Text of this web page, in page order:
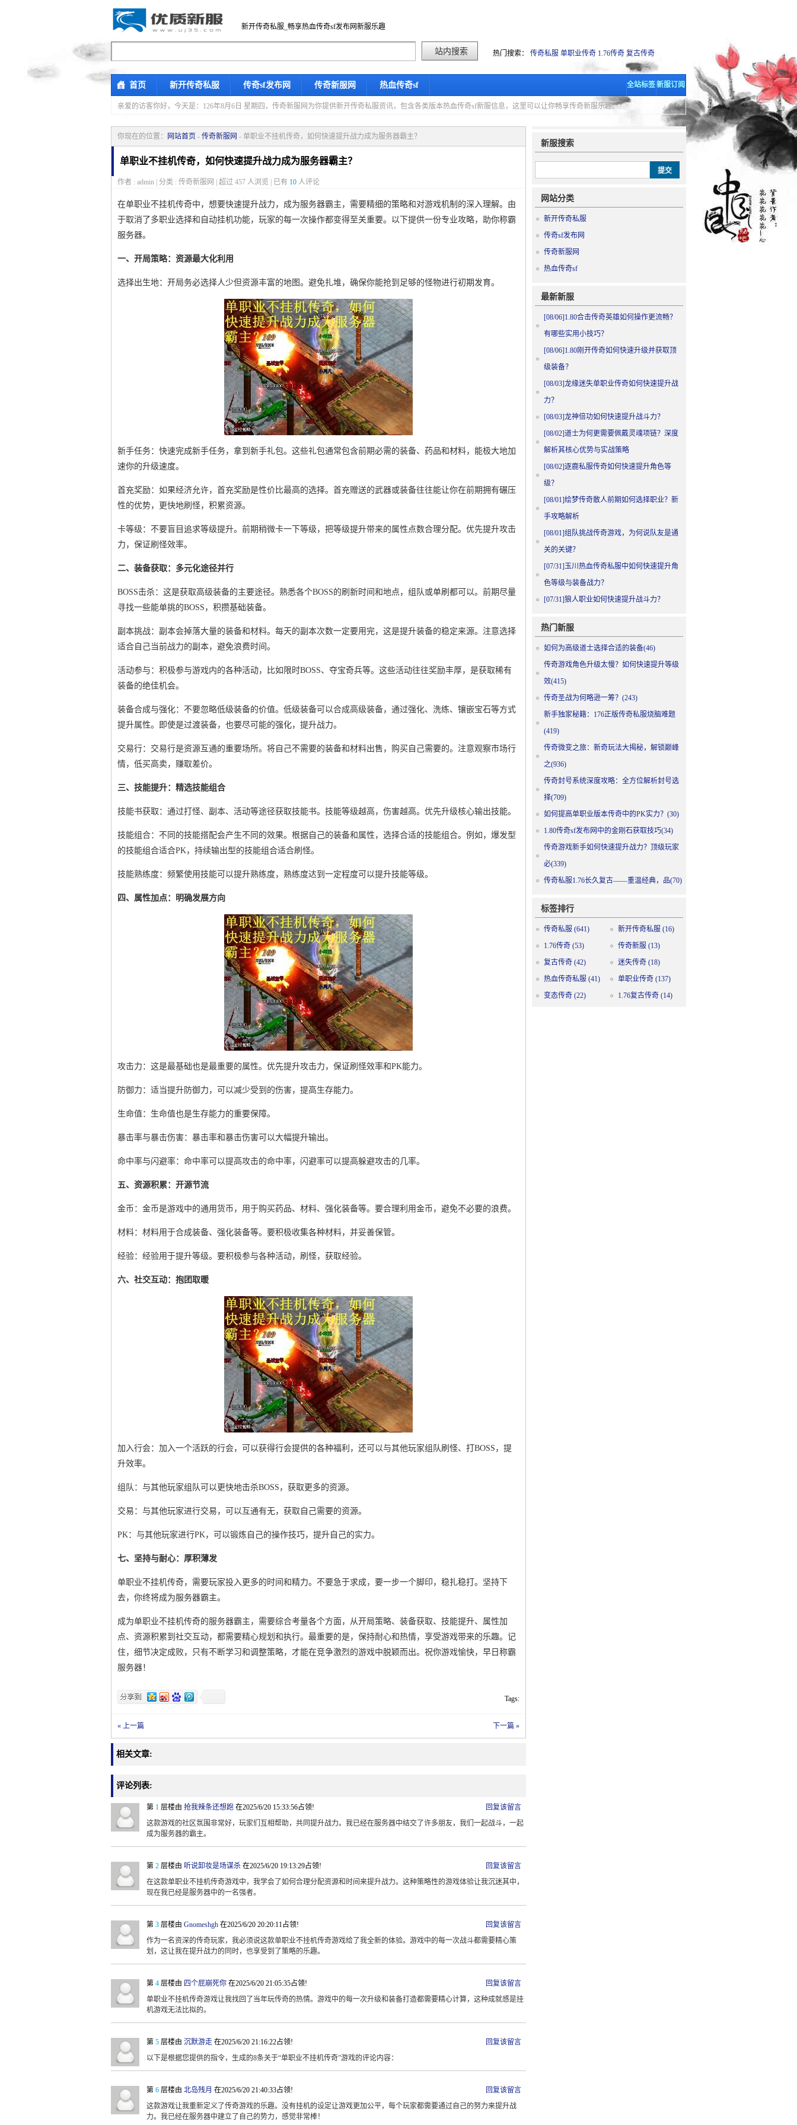
新开传奇私服_畅享热血传奇sf发布网新服乐趣
热门搜索： 传奇私服 单职业传奇 1.76传奇 复古传奇
首页 新开传奇私服 传奇sf发布网 传奇新服网 热血传奇sf 全站标签新服订阅
亲爱的访客你好， 今天是：126年8月6日 星期四，传奇新服网为你提供新开传奇私服资讯，包含各类版本热血传奇sf新服信息，这里可以让你畅享传奇新服乐趣。
你现在的位置： 网站首页 - 传奇新服网 - 单职业不挂机传奇，如何快速提升战力成为服务器霸主？
单职业不挂机传奇，如何快速提升战力成为服务器霸主？
作者 : admin | 分类 : 传奇新服网 | 超过 457 人浏览 | 已有 10 人评论
在单职业不挂机传奇中，想要快速提升战力，成为服务器霸主，需要精细的策略和对游戏机制的深入理解。由
于取消了多职业选择和自动挂机功能，玩家的每一次操作都变得至关重要。以下提供一份专业攻略，助你称霸
服务器。
一、开局策略：资源最大化利用
选择出生地：开局务必选择人少但资源丰富的地图。避免扎堆，确保你能抢到足够的怪物进行初期发育。
新手任务：快速完成新手任务，拿到新手礼包。这些礼包通常包含前期必需的装备、药品和材料，能极大地加
速你的升级速度。
首充奖励：如果经济允许，首充奖励是性价比最高的选择。首充赠送的武器或装备往往能让你在前期拥有碾压
性的优势，更快地刷怪，积累资源。
卡等级：不要盲目追求等级提升。前期稍微卡一下等级，把等级提升带来的属性点数合理分配。优先提升攻击
力，保证刷怪效率。
二、装备获取：多元化途径并行
BOSS击杀：这是获取高级装备的主要途径。熟悉各个BOSS的刷新时间和地点，组队或单刷都可以。前期尽量
寻找一些能单挑的BOSS，积攒基础装备。
副本挑战：副本会掉落大量的装备和材料。每天的副本次数一定要用完，这是提升装备的稳定来源。注意选择
适合自己当前战力的副本，避免浪费时间。
活动参与：积极参与游戏内的各种活动，比如限时BOSS、夺宝奇兵等。这些活动往往奖励丰厚，是获取稀有
装备的绝佳机会。
装备合成与强化：不要忽略低级装备的价值。低级装备可以合成高级装备，通过强化、洗练、镶嵌宝石等方式
提升属性。即使是过渡装备，也要尽可能的强化，提升战力。
交易行：交易行是资源互通的重要场所。将自己不需要的装备和材料出售，购买自己需要的。注意观察市场行
情，低买高卖，赚取差价。
三、技能提升：精选技能组合
技能书获取：通过打怪、副本、活动等途径获取技能书。技能等级越高，伤害越高。优先升级核心输出技能。
技能组合：不同的技能搭配会产生不同的效果。根据自己的装备和属性，选择合适的技能组合。例如，爆发型
的技能组合适合PK，持续输出型的技能组合适合刷怪。
技能熟练度：频繁使用技能可以提升熟练度，熟练度达到一定程度可以提升技能等级。
四、属性加点：明确发展方向
攻击力：这是最基础也是最重要的属性。优先提升攻击力，保证刷怪效率和PK能力。
防御力：适当提升防御力，可以减少受到的伤害，提高生存能力。
生命值：生命值也是生存能力的重要保障。
暴击率与暴击伤害：暴击率和暴击伤害可以大幅提升输出。
命中率与闪避率：命中率可以提高攻击的命中率，闪避率可以提高躲避攻击的几率。
五、资源积累：开源节流
金币：金币是游戏中的通用货币，用于购买药品、材料、强化装备等。要合理利用金币，避免不必要的浪费。
材料：材料用于合成装备、强化装备等。要积极收集各种材料，并妥善保管。
经验：经验用于提升等级。要积极参与各种活动，刷怪，获取经验。
六、社交互动：抱团取暖
加入行会：加入一个活跃的行会，可以获得行会提供的各种福利，还可以与其他玩家组队刷怪、打BOSS，提
升效率。
组队：与其他玩家组队可以更快地击杀BOSS，获取更多的资源。
交易：与其他玩家进行交易，可以互通有无，获取自己需要的资源。
PK：与其他玩家进行PK，可以锻炼自己的操作技巧，提升自己的实力。
七、坚持与耐心：厚积薄发
单职业不挂机传奇，需要玩家投入更多的时间和精力。不要急于求成，要一步一个脚印，稳扎稳打。坚持下
去，你终将成为服务器霸主。
成为单职业不挂机传奇的服务器霸主，需要综合考量各个方面，从开局策略、装备获取、技能提升、属性加
点、资源积累到社交互动，都需要精心规划和执行。最重要的是，保持耐心和热情，享受游戏带来的乐趣。记
住，细节决定成败，只有不断学习和调整策略，才能在竞争激烈的游戏中脱颖而出。祝你游戏愉快，早日称霸
服务器！
Tags:
« 上一篇 下一篇 »
相关文章:
评论列表:
回复该留言
第 1 层楼由 抢我辣条还想跑 在2025/6/20 15:33:56占领!
这款游戏的社区氛围非常好，玩家们互相帮助，共同提升战力。我已经在服务器中结交了许多朋友，我们一起战斗，一起
成为服务器的霸主。
回复该留言
第 2 层楼由 听说卸妆是场谋杀 在2025/6/20 19:13:29占领!
在这款单职业不挂机传奇游戏中，我学会了如何合理分配资源和时间来提升战力。这种策略性的游戏体验让我沉迷其中，
现在我已经是服务器中的一名强者。
回复该留言
第 3 层楼由 Gnomeshgh 在2025/6/20 20:20:11占领!
作为一名资深的传奇玩家，我必须说这款单职业不挂机传奇游戏给了我全新的体验。游戏中的每一次战斗都需要精心策
划，这让我在提升战力的同时，也享受到了策略的乐趣。
回复该留言
第 4 层楼由 四个屁崩死你 在2025/6/20 21:05:35占领!
单职业不挂机传奇游戏让我找回了当年玩传奇的热情。游戏中的每一次升级和装备打造都需要精心计算，这种成就感是挂
机游戏无法比拟的。
回复该留言
第 5 层楼由 沉默游走 在2025/6/20 21:16:22占领!
以下是根据您提供的指令，生成的8条关于“单职业不挂机传奇”游戏的评论内容：
回复该留言
第 6 层楼由 北岛残月 在2025/6/20 21:40:33占领!
这款游戏让我重新定义了传奇游戏的乐趣。没有挂机的设定让游戏更加公平，每个玩家都需要通过自己的努力来提升战
力。我已经在服务器中建立了自己的势力，感觉非常棒！
新服搜索
网站分类
新开传奇私服
传奇sf发布网
传奇新服网
热血传奇sf
最新新服
[08/06]1.80合击传奇英雄如何操作更流畅？
有哪些实用小技巧？
[08/06]1.80刚开传奇如何快速升级并获取顶
级装备？
[08/03]龙缘迷失单职业传奇如何快速提升战
力？
[08/03]龙神倍功如何快速提升战斗力？
[08/02]道士为何更需要佩戴灵魂项链？深度
解析其核心优势与实战策略
[08/02]逐鹿私服传奇如何快速提升角色等
级？
[08/01]绘梦传奇散人前期如何选择职业？新
手攻略解析
[08/01]组队挑战传奇游戏，为何说队友是通
关的关键？
[07/31]玉川热血传奇私服中如何快速提升角
色等级与装备战力？
[07/31]狼人职业如何快速提升战斗力？
热门新服
如何为高级道士选择合适的装备(46)
传奇游戏角色升级太慢？如何快速提升等级
效(415)
传奇圣战为何略逊一筹？(243)
新手独家秘籍：176正版传奇私服烧脑难题
(419)
传奇微变之旅：新奇玩法大揭秘，解锁巅峰
之(936)
传奇封号系统深度攻略：全方位解析封号选
择(709)
如何提高单职业版本传奇中的PK实力？(30)
1.80传奇sf发布网中的金刚石获取技巧(34)
传奇游戏新手如何快速提升战力？顶级玩家
必(339)
传奇私服1.76长久复古——重温经典，品(70)
标签排行
传奇私服 (641) 新开传奇私服 (16)
1.76传奇 (53) 传奇新服 (13)
复古传奇 (42) 迷失传奇 (18)
热血传奇私服 (41) 单职业传奇 (137)
变态传奇 (22) 1.76复古传奇 (14)